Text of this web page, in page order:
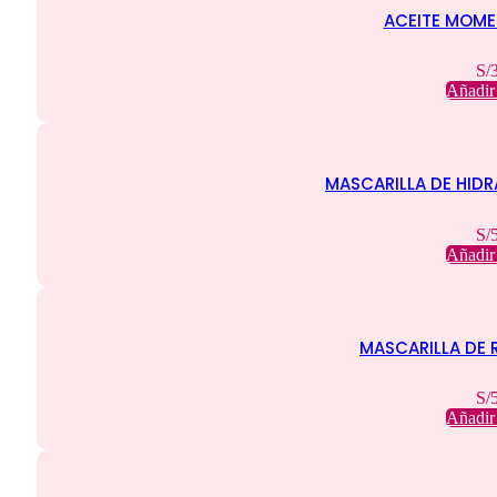
ACEITE
S/
Añadir
MASCARILLA DE
S/
Añadir
MASCARILLA DE
S/
Añadir